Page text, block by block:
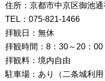
住所：京都市中京区御池
TEL：075-821-1466
拝観日：無休
拝観時間：8：30～20：00
拝観料：境内自由
駐車場：あり（二条城利用